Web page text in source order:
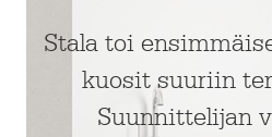
Stala toi
kuosit suuriin
Suunnittelijan